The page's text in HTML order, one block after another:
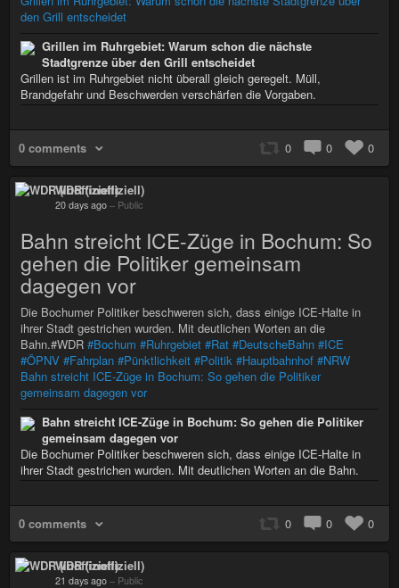
den Grill entscheidet
Grillen im Ruhrgebiet: Warum schon die nächste
Stadtgrenze über den Grill entscheidet
Grillen ist im Ruhrgebiet nicht überall gleich geregelt. Müll,
Brandgefahr und Beschwerden verschärfen die Vorgaben.
0 comments 0 0 0
WDR (inoffiziell)
20 days ago – Public
Bahn streicht ICE-Züge in Bochum: So
gehen die Politiker gemeinsam
dagegen vor
Die Bochumer Politiker beschweren sich, dass einige ICE-Halte in
ihrer Stadt gestrichen wurden. Mit deutlichen Worten an die
Bahn.#WDR #Bochum #Ruhrgebiet #Rat #DeutscheBahn #ICE
#ÖPNV #Fahrplan #Pünktlichkeit #Politik #Hauptbahnhof #NRW
Bahn streicht ICE-Züge in Bochum: So gehen die Politiker
gemeinsam dagegen vor
Bahn streicht ICE-Züge in Bochum: So gehen die Politiker
gemeinsam dagegen vor
Die Bochumer Politiker beschweren sich, dass einige ICE-Halte in
ihrer Stadt gestrichen wurden. Mit deutlichen Worten an die Bahn.
0 comments 0 0 0
WDR (inoffiziell)
21 days ago – Public